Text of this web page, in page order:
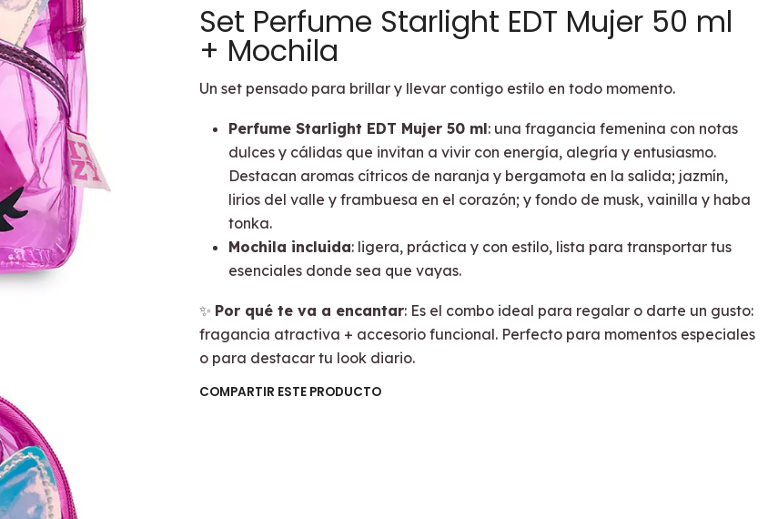
Set Perfume Starlight EDT Mujer 50 ml
+ Mochila
Un set pensado para brillar y llevar contigo estilo en todo momento.
Perfume Starlight EDT Mujer 50 ml: una fragancia femenina con notas
dulces y cálidas que invitan a vivir con energía, alegría y entusiasmo.
Destacan aromas cítricos de naranja y bergamota en la salida; jazmín,
lirios del valle y frambuesa en el corazón; y fondo de musk, vainilla y haba
tonka.
Mochila incluida: ligera, práctica y con estilo, lista para transportar tus
esenciales donde sea que vayas.
✨ Por qué te va a encantar: Es el combo ideal para regalar o darte un gusto:
fragancia atractiva + accesorio funcional. Perfecto para momentos especiales
o para destacar tu look diario.
COMPARTIR ESTE PRODUCTO